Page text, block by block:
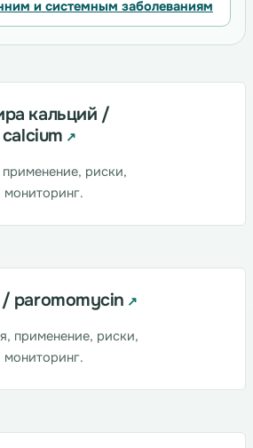
и системным заболеваниям
кальций /
риски,
мониторинг.
paromomycin
применение, риски,
мониторинг.